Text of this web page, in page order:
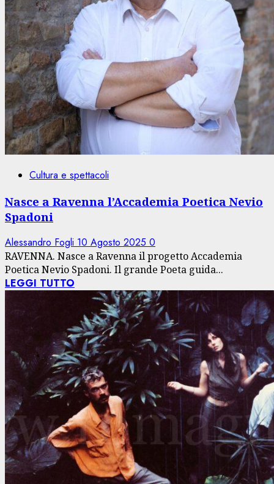
Cultura e spettacoli
Nasce a Ravenna l’Accademia Poetica Nevio
Spadoni
Alessandro Fogli 10 Agosto 2025 0
RAVENNA. Nasce a Ravenna il progetto Accademia
Poetica Nevio Spadoni. Il grande Poeta guida...
LEGGI TUTTO